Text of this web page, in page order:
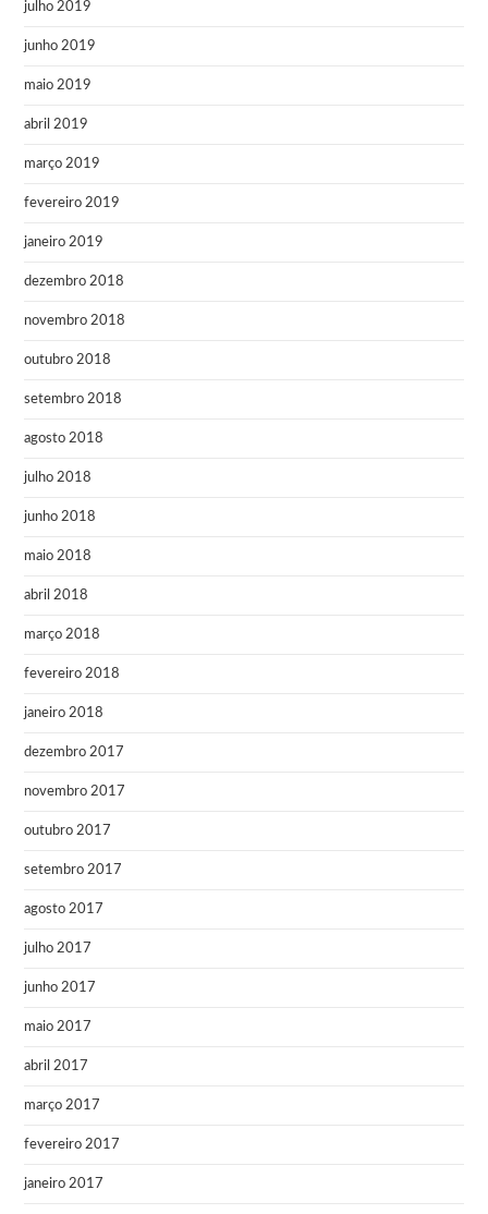
julho 2019
junho 2019
maio 2019
abril 2019
março 2019
fevereiro 2019
janeiro 2019
dezembro 2018
novembro 2018
outubro 2018
setembro 2018
agosto 2018
julho 2018
junho 2018
maio 2018
abril 2018
março 2018
fevereiro 2018
janeiro 2018
dezembro 2017
novembro 2017
outubro 2017
setembro 2017
agosto 2017
julho 2017
junho 2017
maio 2017
abril 2017
março 2017
fevereiro 2017
janeiro 2017